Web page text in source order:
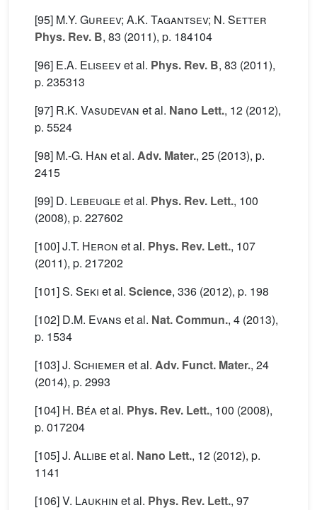
[95] M.Y. Gureev; A.K. Tagantsev; N. Setter
Phys. Rev. B, 83 (2011), p. 184104
[96] E.A. Eliseevet al. Phys. Rev. B, 83 (2011),
p. 235313
[97] R.K. Vasudevan et al. Nano Lett., 12 (2012),
p. 5524
[98] M.-G. Han et al. Adv. Mater., 25 (2013), p.
2415
[99] D. Lebeugle et al. Phys. Rev. Lett., 100
(2008), p. 227602
[100]J.T. Heron et al. Phys. Rev. Lett., 107
(2011), p. 217202
[101]S. Seki et al. Science, 336 (2012), p. 198
[102] D.M. Evans et al. Nat. Commun., 4 (2013),
p. 1534
[103]J. Schiemer et al. Adv. Funct. Mater., 24
(2014), p. 2993
[104] H. Béaet al. Phys. Rev. Lett., 100 (2008),
p. 017204
[105]J. Allibe et al. Nano Lett., 12 (2012), p.
1141
[106]V. Laukhin et al. Phys. Rev. Lett., 97